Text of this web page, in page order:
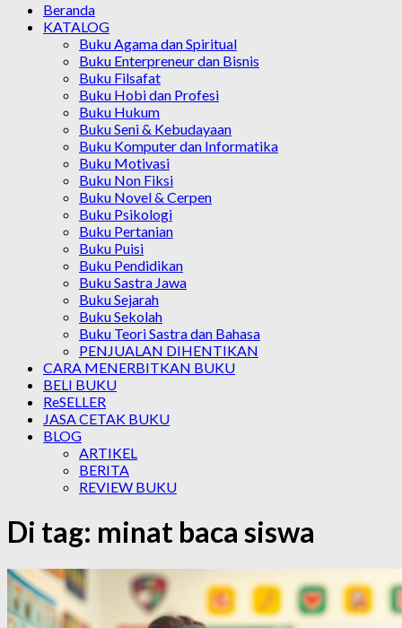
Beranda
KATALOG
Buku Agama dan Spiritual
Buku Enterpreneur dan Bisnis
Buku Filsafat
Buku Hobi dan Profesi
Buku Hukum
Buku Seni & Kebudayaan
Buku Komputer dan Informatika
Buku Motivasi
Buku Non Fiksi
Buku Novel & Cerpen
Buku Psikologi
Buku Pertanian
Buku Puisi
Buku Pendidikan
Buku Sastra Jawa
Buku Sejarah
Buku Sekolah
Buku Teori Sastra dan Bahasa
PENJUALAN DIHENTIKAN
CARA MENERBITKAN BUKU
BELI BUKU
ReSELLER
JASA CETAK BUKU
BLOG
ARTIKEL
BERITA
REVIEW BUKU
Di tag: minat baca siswa